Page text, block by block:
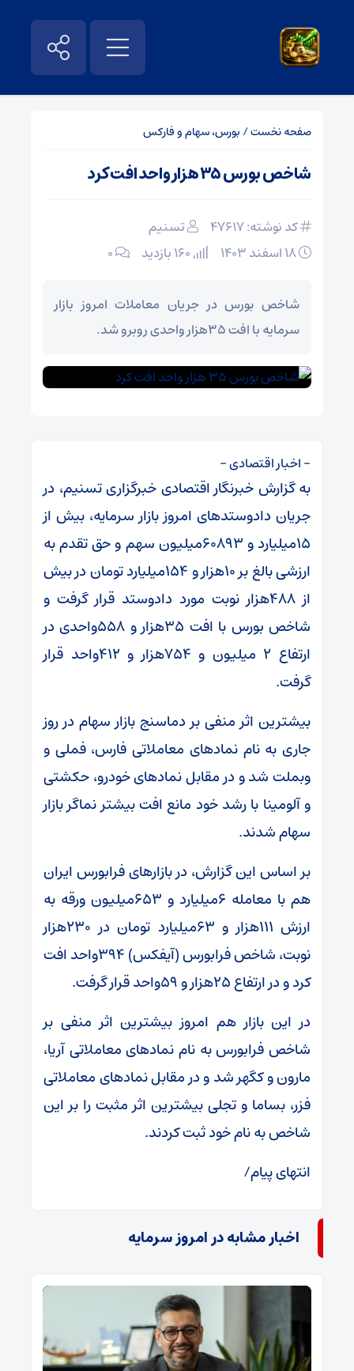
صفحه نخست/ بورس، سهام و فارکس
شاخص بورس ۳۵ هزار واحد افت کرد
کد نوشته: 47617
تسنیم
۰
شاخص بورس در جریان معاملات امروز بازار
سرمایه با افت ۳۵هزار واحدی روبرو شد.
– اخبار اقتصادی –
به گزارش خبرنگار اقتصادی خبرگزاری تسنیم، در
جریان دادوستدهای امروز بازار سرمایه، بیش از
۱۵میلیارد و ۶۰۸۹۳میلیون سهم و حق تقدم به
ارزشی بالغ بر ۱۰هزار و ۱۵۴میلیارد تومان در بیش
از ۴۸۸هزار نوبت مورد دادوستد قرار گرفت و
شاخص بورس با افت ۳۵هزار و ۵۵۸واحدی در
ارتفاع ۲ میلیون و ۷۵۴هزار و ۴۱۲واحد قرار
گرفت.
بیشترین اثر منفی بر دماسنج بازار سهام در روز
جاری به نام نمادهای معاملاتی فارس، فملی و
وبملت شد و در مقابل نمادهای خودرو، حکشتی
و آلومینا با رشد خود مانع افت بیشتر نماگر بازار
سهام شدند.
بر اساس این گزارش، در بازارهای فرابورس ایران
هم با معامله ۶میلیارد و ۶۵۳میلیون ورقه به
ارزش ۱۱۱هزار و ۶۳میلیارد تومان در ۲۳۰هزار
نوبت، شاخص فرابورس (آیفکس) ۳۹۴واحد افت
کرد و در ارتفاع ۲۵هزار و ۵۹واحد قرار گرفت.
در این بازار هم امروز بیشترین اثر منفی بر
شاخص فرابورس به نام نمادهای معاملاتی آریا،
مارون و کگهر شد و در مقابل نمادهای معاملاتی
فزر، بساما و تجلی بیشترین اثر مثبت را بر این
شاخص به نام خود ثبت کردند.
انتهای پیام/
اخبار مشابه در امروز سرمایه